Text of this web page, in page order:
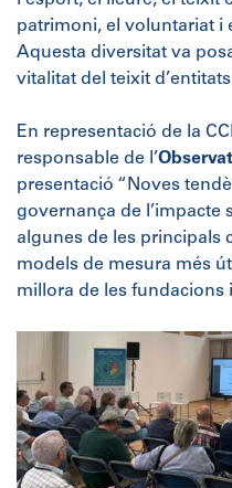
patrimoni, el voluntariat i
Aquesta diversitat va
vitalitat del teixit
En representació de la
responsable de l’
presentació “Noves
governança de l’impacte
algunes de les principals
models de mesura més
millora de les fundacions